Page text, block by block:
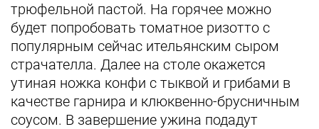
трюфельной пастой. На горячее можно
будет попробовать томатное ризотто с
популярным сейчас ительянским сыром
страчателла. Далее на столе окажется
утиная ножка конфи с тыквой и грибами в
качестве гарнира и клюквенно-брусничным
соусом. В завершение ужина подадут